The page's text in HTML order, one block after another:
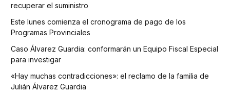
recuperar el suministro
Este lunes comienza el cronograma de pago de los
Programas Provinciales
Caso Álvarez Guardia: conformarán un Equipo Fiscal Especial
para investigar
«Hay muchas contradicciones»: el reclamo de la familia de
Julián Álvarez Guardia